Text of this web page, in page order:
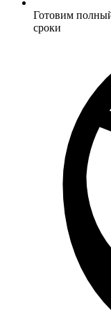
Готовим
сроки